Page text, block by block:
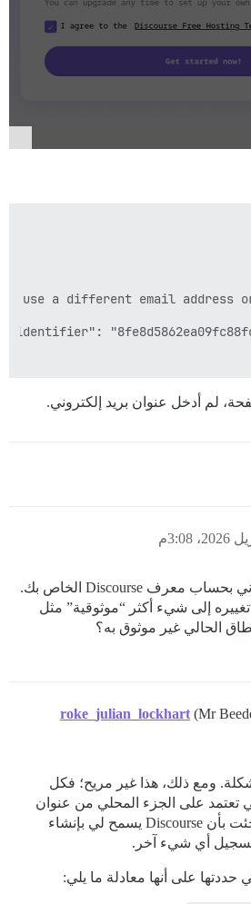
لم أدخل عنوان بريد إلكتروني.
سيتم ربط بريدك الإلكتروني بحساب معرف Discourse الخاص بك.
إلى شيء أكثر “موثوقية” مثل
الحالي غير موثوق به؟
roke_julian_lockhart (Mr
ومع ذلك، هذا غير مريح؛ فكل
تعتمد على الجزء المحلي من عنوان
البريد الإلكتروني. لقد فوجئت بأن Discourse يسمح لي بإنشاء
أي شيء آخر.
حددتها على أنها معادلة ما يلي: